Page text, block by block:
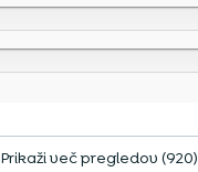
Prikaži več pregledov (920)